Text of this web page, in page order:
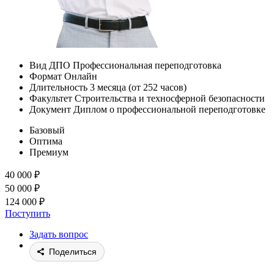
Вид ДПО Профессиональная переподготовка
Формат Онлайн
Длительность 3 месяца (от 252 часов)
Факультет Строительства и техносферной безопасности
Документ Диплом о профессиональной переподготовке
Базовый
Оптима
Премиум
40 000 ₽
50 000 ₽
124 000 ₽
Поступить
Задать вопрос
Поделиться